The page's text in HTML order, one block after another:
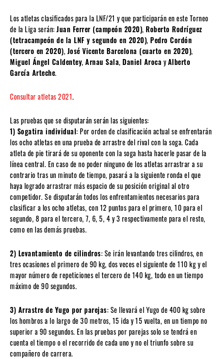
Los atletas clasificados para la LNF/21 y que participarán en este Torneo
de la Liga serán:Juan Ferrer (campeón 2020), Roberto Rodríguez
(tetracampeón de la LNF y segundo en 2020), Pedro Cordón
(tercero en 2020), José Vicente Barcelona (cuarto en 2020),
Miguel Ángel Caldentey, Arnau Sala, Daniel Aroca yAlberto
García Arteche.
Consultar atletas 2021.
Las pruebas que se disputarán serán las siguientes:
1) Sogatira individual: Por orden de clasificación actual se enfrentarán
los ocho atletas en una prueba de arrastre del rival con la soga. Cada
atleta de pie tirará de su oponente con la soga hasta hacerle pasar de la
línea central. En caso de no poder ninguno de los atletas arrastrar a su
contrario tras un minuto de tiempo, pasará a la siguiente ronda el que
haya logrado arrastrar más espacio de su posición original al otro
competidor. Se disputarán todos los enfrentamientos necesarios para
clasificar a los ocho atletas, con 12 puntos para el primero, 10 para el
segundo, 8 para el tercero, 7, 6, 5, 4 y 3 respectivamente para el resto,
como en las demás pruebas.
2) Levantamiento de cilindros: Se irán levantando tres cilindros, en
tres ocasiones el primero de 90 kg, dos veces el siguiente de 110 kg y el
mayor número de repeticiones el tercero de 140 kg, todo en un tiempo
máximo de 90 segundos.
3) Arrastre de Yugo por parejas: Se llevará el Yugo de 400 kg sobre
los hombros a lo largo de 30 metros, 15 ida y 15 vuelta, en un tiempo no
superior a 90 segundos. En las pruebas por parejas solo se tendrá en
cuenta el tiempo o el recorrido de cada uno y no el triunfo sobre su
compañero de carrera.